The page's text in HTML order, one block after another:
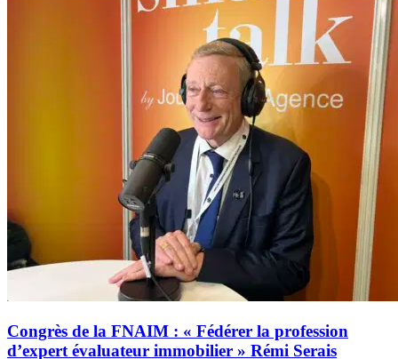
Congrès de la FNAIM : « Fédérer la profession
d’expert évaluateur immobilier » Rémi Serais